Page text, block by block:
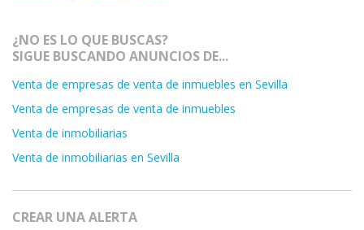
¿NO ES LO QUE BUSCAS?
SIGUE BUSCANDO ANUNCIOS DE...
Venta de empresas de venta de inmuebles en Sevilla
Venta de empresas de venta de inmuebles
Venta de inmobiliarias
Venta de inmobiliarias en Sevilla
CREAR UNA ALERTA